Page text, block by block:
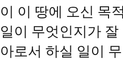
이 이 땅에 오신 목
일이 무엇인지가
아로서 하실 일이